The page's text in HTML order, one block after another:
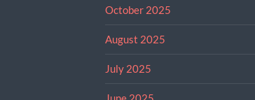
October 2025
August 2025
July 2025